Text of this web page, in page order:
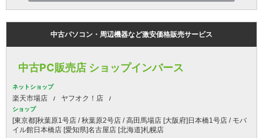
中古パソコン・周辺機器など激安価格販売サービス
中古PC販売店 ショップインバース
ネットショップ
楽天市場店 ヤフオク！店
ショップ
[東京都]秋葉原1号店 / 秋葉原2号店 / 高田馬場店 [大阪府]日本橋1号店 / モバ
イル館日本橋店 [愛知県]名古屋店 [北海道]札幌店